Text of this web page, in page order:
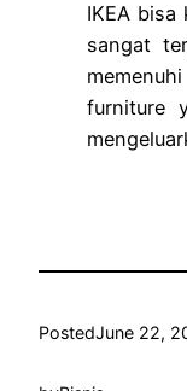
IKEA bisa
sangat
furniture
PostedJune 22,